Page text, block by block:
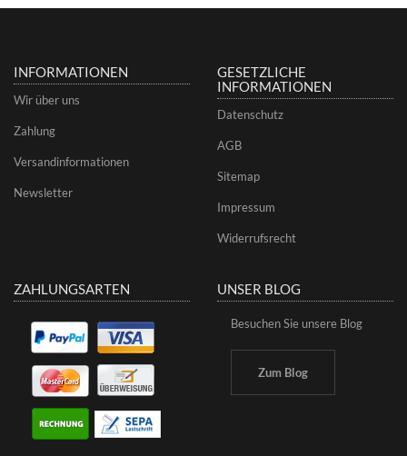
INFORMATIONEN
Wir über uns
Zahlung
Versandinformationen
Newsletter
GESETZLICHE
INFORMATIONEN
Datenschutz
AGB
Sitemap
Impressum
Widerrufsrecht
ZAHLUNGSARTEN UNSER BLOG
Besuchen Sie unsere Blog
Zum Blog